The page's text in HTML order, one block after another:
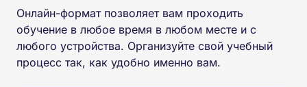
Онлайн-формат позволяет вам проходить
обучение в любое время в любом месте и с
любого устройства. Организуйте свой учебный
процесс так, как удобно именно вам.